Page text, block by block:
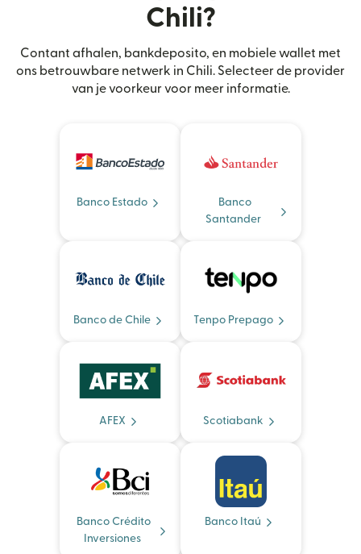
Chili?
Contant afhalen, bankdeposito, en mobiele wallet met
ons betrouwbare netwerk in Chili. Selecteer de provider
van je voorkeur voor meer informatie.
Banco Estado
Banco
Santander
Banco de Chile Tenpo Prepago
AFEX Scotiabank
Banco Crédito
Inversiones
Banco Itaú